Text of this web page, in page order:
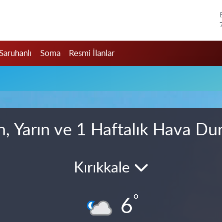
Soma Resmi İlanlar
Yarın ve 1 Haftalık Hava
Kırıkkale
6°